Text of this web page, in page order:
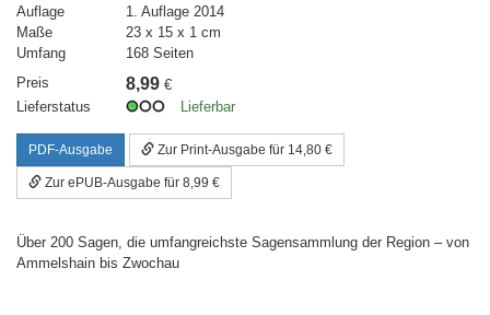
Auflage
1. Auflage 2014
Maße
23 x 15 x 1 cm
Umfang
168 Seiten
Preis
8,99 €
Lieferstatus
Lieferbar
PDF-Ausgabe Zur Print-Ausgabe für 14,80 €
Zur ePUB-Ausgabe für 8,99 €
Über 200 Sagen, die umfangreichste Sagensammlung der Region – von
Ammelshain bis Zwochau